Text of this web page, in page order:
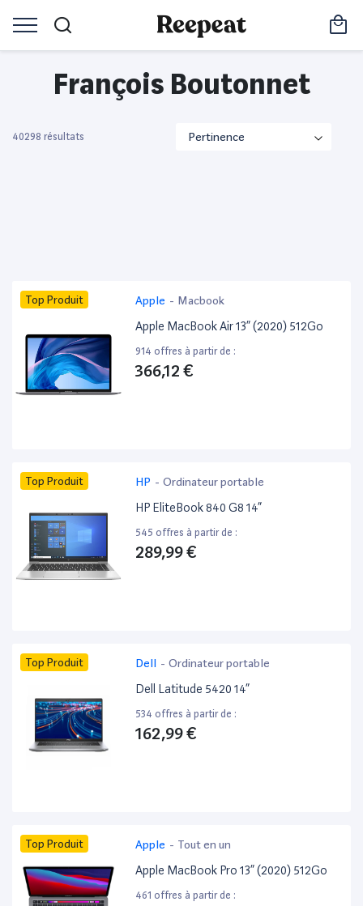
François Boutonnet
40298 résultats
Top Produit Apple - Macbook
Apple MacBook Air 13” (2020) 512Go
914 offres à partir de :
366,12 €
Top Produit HP - Ordinateur portable
HP EliteBook 840 G8 14”
545 offres à partir de :
289,99 €
Top Produit Dell - Ordinateur portable
Dell Latitude 5420 14”
534 offres à partir de :
162,99 €
Top Produit Apple - Tout en un
Apple MacBook Pro 13” (2020) 512Go
461 offres à partir de :